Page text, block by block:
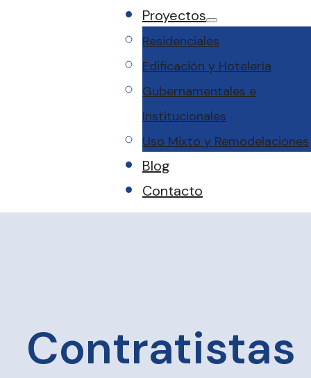
Proyectos
Residenciales
Edificación y Hotelería
Gubernamentales e
Institucionales
Uso Mixto y Remodelaciones
Blog
Contacto
Contratistas